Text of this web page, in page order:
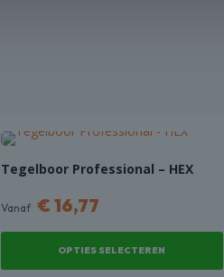
Tegelboor Professional – HEX
Vanaf €16,77
OPTIES SELECTEREN